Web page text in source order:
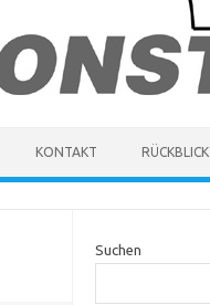
KONTAKT RÜCKBLICK
Suchen